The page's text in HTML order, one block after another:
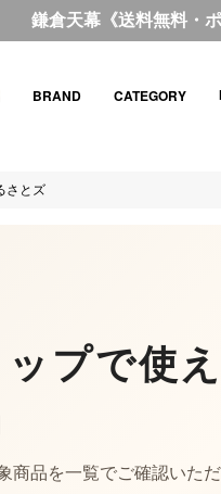
鎌倉天幕《送料無料・
BRAND CATEGORY
さとズ
プで使
品を一覧でご確認いただ